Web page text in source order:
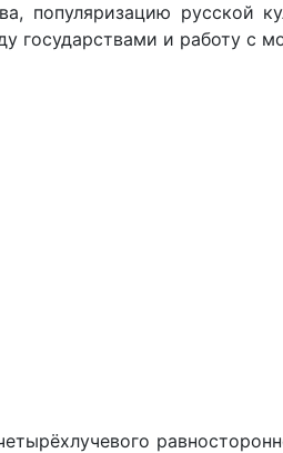
популяризацию русской
государствами и работу с